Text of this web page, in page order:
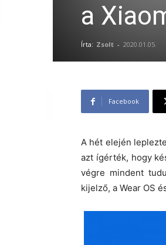
a
Írta: Zsolt - 2020.01.05.
Facebook
A hét elején
azt ígérték, hogy
végre mindent
kijelző, a Wear OS